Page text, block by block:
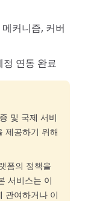
커니즘, 커버
연동 완료
및 국제 서비
제공하기 위해
폼의 정책을
서비스는 이
관여하거나 이